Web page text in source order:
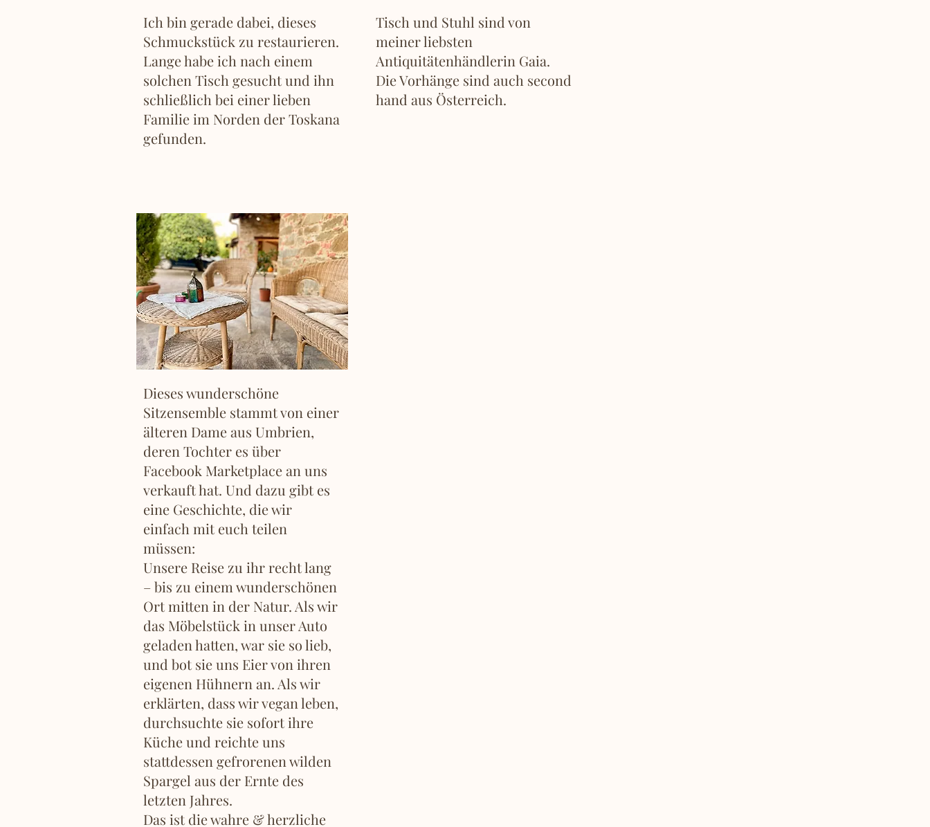
Ich bin gerade dabei, dieses
Schmuckstück zu restaurieren.
Lange habe ich nach einem
solchen Tisch gesucht und ihn
schließlich bei einer lieben
Familie im Norden der Toskana
gefunden.
Tisch und Stuhl sind von
meiner liebsten
Antiquitätenhändlerin Gaia.
Die Vorhänge sind auch second
hand aus Österreich.
Dieses wunderschöne
Sitzensemble stammt von einer
älteren Dame aus Umbrien,
deren Tochter es über
Facebook Marketplace an uns
verkauft hat. Und dazu gibt es
eine Geschichte, die wir
einfach mit euch teilen
müssen:
Unsere Reise zu ihr recht lang
– bis zu einem wunderschönen
Ort mitten in der Natur. Als wir
das Möbelstück in unser Auto
geladen hatten, war sie so lieb,
und bot sie uns Eier von ihren
eigenen Hühnern an. Als wir
erklärten, dass wir vegan leben,
durchsuchte sie sofort ihre
Küche und reichte uns
stattdessen gefrorenen wilden
Spargel aus der Ernte des
letzten Jahres.
Das ist die wahre & herzliche